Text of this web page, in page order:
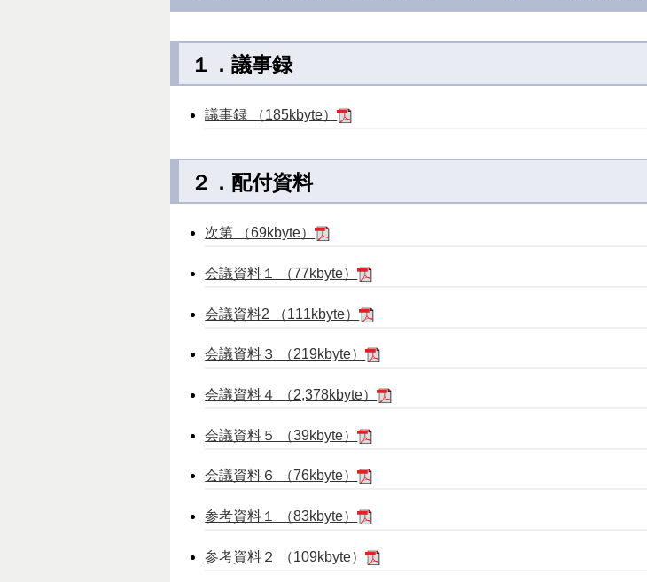
１．議事録
議事録 （185kbyte）
２．配付資料
次第 （69kbyte）
会議資料１ （77kbyte）
会議資料2 （111kbyte）
会議資料３ （219kbyte）
会議資料４ （2,378kbyte）
会議資料５ （39kbyte）
会議資料６ （76kbyte）
参考資料１ （83kbyte）
参考資料２ （109kbyte）